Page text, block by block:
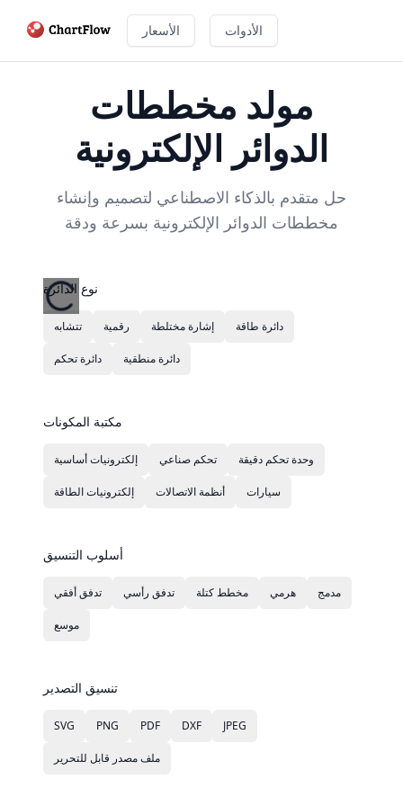
الأسعار الأدوات
مولد مخططات
الدوائر الإلكترونية
حل متقدم بالذكاء الاصطناعي لتصميم وإنشاء
مخططات الدوائر الإلكترونية بسرعة ودقة
نوع الدائرة
تتشابه رقمية إشارة مختلطة دائرة طاقة
دائرة تحكم دائرة منطقية
مكتبة المكونات
إلكترونيات أساسية تحكم صناعي وحدة تحكم دقيقة
إلكترونيات الطاقة أنظمة الاتصالات سيارات
أسلوب التنسيق
تدفق أفقي تدفق رأسي مخطط كتلة هرمي مدمج
موسع
تنسيق التصدير
SVG PNG PDF DXF JPEG
ملف مصدر قابل للتحرير